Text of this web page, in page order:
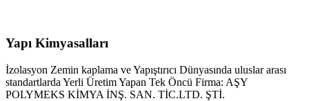
Yapı Kimyasalları
İzolasyon Zemin kaplama ve Yapıştırıcı Dünyasında uluslar arası
standartlarda Yerli Üretim Yapan Tek Öncü Firma: AŞY
POLYMEKS KİMYA İNŞ. SAN. TİC.LTD. ŞTİ.